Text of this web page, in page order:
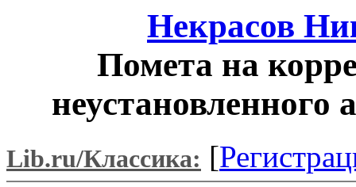
Некрасов
Помета на
Lib.ru/Классика: [